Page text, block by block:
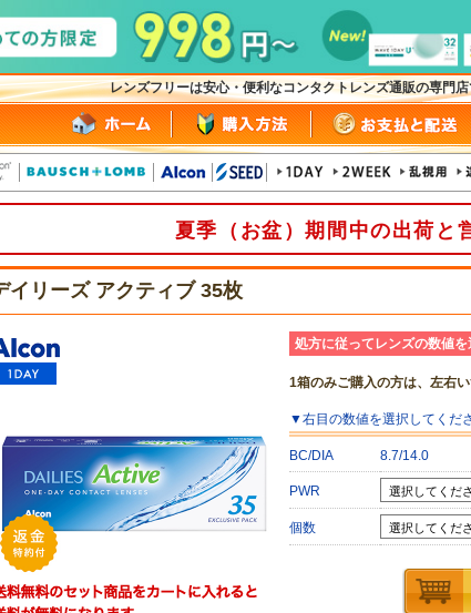
レンズフリーは安心・便利なコンタクトレンズ通販の専門
夏季（お盆）期間中の出荷と
イリーズ アクティブ 35枚
処方に従ってレンズの数値を
1箱のみご購入の方は、左右
▼右目の数値を選択してくだ
BC/DIA 8.7/14.0
PWR
個数